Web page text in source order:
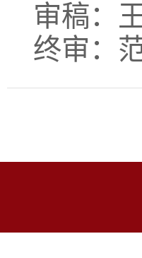
审稿：
终审：